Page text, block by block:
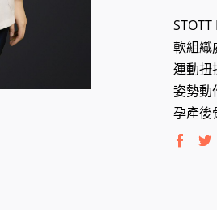
軟組織
運動扭
姿勢動
孕產後